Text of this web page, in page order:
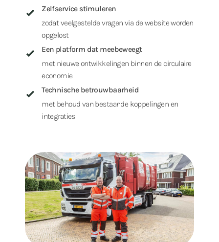
Zelfservice stimuleren
zodat veelgestelde vragen via de website worden
opgelost
Een platform dat meebeweegt
met nieuwe ontwikkelingen binnen de circulaire
economie
Technische betrouwbaarheid
met behoud van bestaande koppelingen en
integraties